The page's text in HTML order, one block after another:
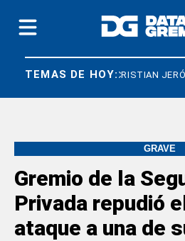
TEMAS DE HOY:
DIARCO CRISTIAN JERÓNIMO
GRAVE
Gremio de la
Privada repudió
ataque a una de